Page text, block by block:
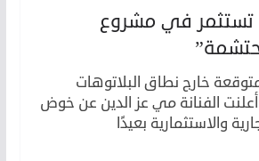
تستثمر في مشروع
خارج نطاق البلاتوهات
الفنانة مي عز الدين عن خوض
والاستثمارية بعيدًا